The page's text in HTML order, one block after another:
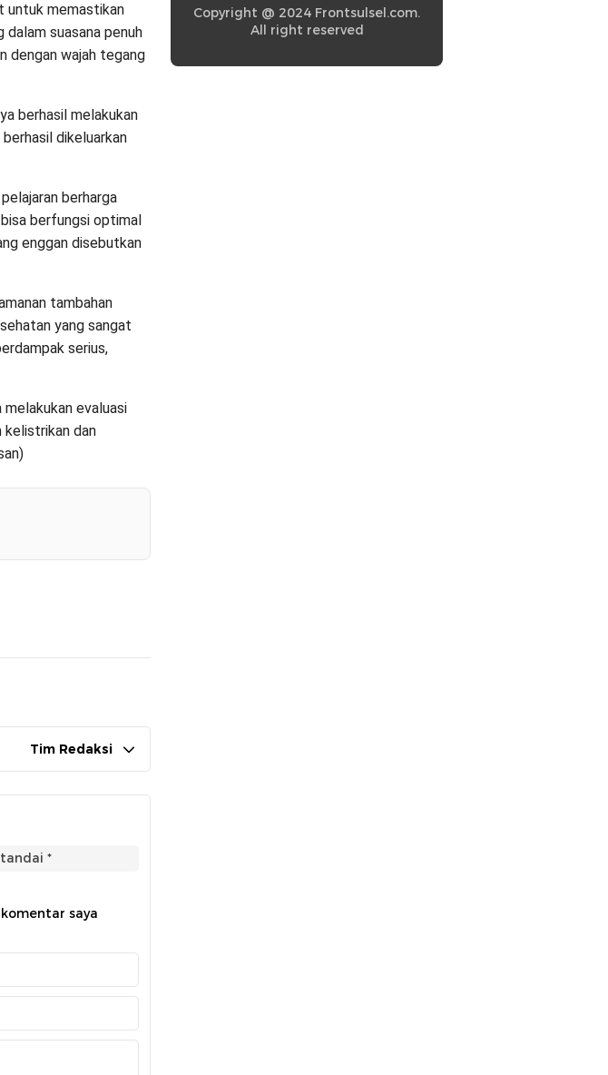
untuk memastikan
dalam suasana penuh
dengan wajah tegang
berhasil melakukan
dikeluarkan
berharga
berfungsi optimal
enggan disebutkan
tambahan
yang sangat
serius,
melakukan evaluasi
dan
Tim Redaksi
*
saya
Copyright @ 2024 Frontsulsel.com.
All right reserved